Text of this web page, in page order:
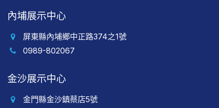
內埔展示中心
屏東縣內埔鄉中正路374之1號
0989-802067
金沙展示中心
金門縣金沙鎮蔡店5號